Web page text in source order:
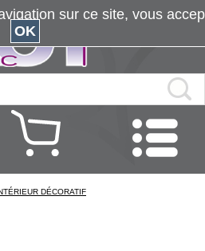
DÉCORATIF
sur ce site, vous
OK